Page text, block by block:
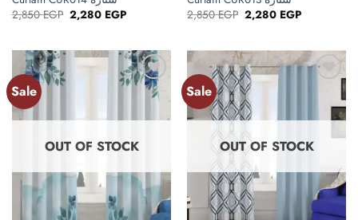
2,850EGP Original
price
2,280 EGPCurrent
2,850EGP Original
price
2,280 EGPCurrent
Sale
Add to
wishlist
OUT OF STOCK
Sale
OUT OF STOCK